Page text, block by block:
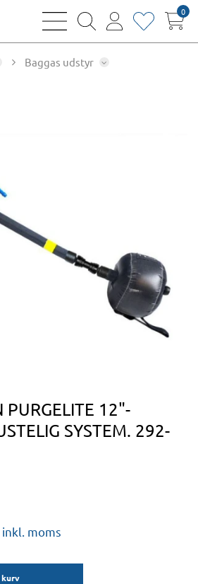
bars
magnifying
user
heart0
Baggas udstyr
PURGELITE 12"-
SYSTEM. 292-
inkl. moms